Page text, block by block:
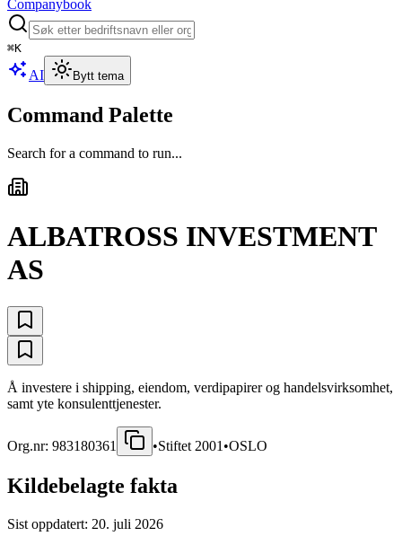
Companybook
⌘K
AI Bytt tema
Command Palette
Search for a command to run...
ALBATROSS INVESTMENT
AS
Å investere i shipping, eiendom, verdipapirer og handelsvirksomhet,
samt yte konsulenttjenester.
Org.nr: 983180361 •Stiftet 2001 •OSLO
Kildebelagte fakta
Sist oppdatert: 20. juli 2026